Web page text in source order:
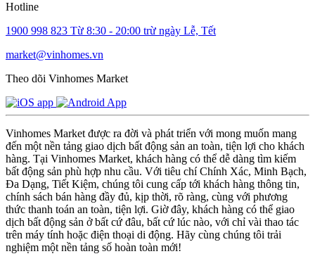
Hotline
1900 998 823 Từ 8:30 - 20:00 trừ ngày Lễ, Tết
market@vinhomes.vn
Theo dõi Vinhomes Market
Vinhomes Market được ra đời và phát triển với mong muốn mang
đến một nền tảng giao dịch bất động sản an toàn, tiện lợi cho khách
hàng. Tại Vinhomes Market, khách hàng có thể dễ dàng tìm kiếm
bất động sản phù hợp nhu cầu. Với tiêu chí Chính Xác, Minh Bạch,
Đa Dạng, Tiết Kiệm, chúng tôi cung cấp tới khách hàng thông tin,
chính sách bán hàng đầy đủ, kịp thời, rõ ràng, cùng với phương
thức thanh toán an toàn, tiện lợi. Giờ đây, khách hàng có thể giao
dịch bất động sản ở bất cứ đâu, bất cứ lúc nào, với chỉ vài thao tác
trên máy tính hoặc điện thoại di động. Hãy cùng chúng tôi trải
nghiệm một nền tảng số hoàn toàn mới!